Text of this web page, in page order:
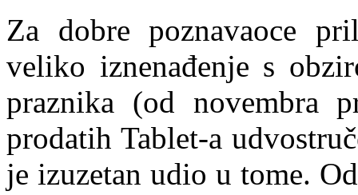
Za dobre poznavaoce
veliko iznenađenje s
praznika (od novembra
prodatih Tablet-a
je izuzetan udio u tome.